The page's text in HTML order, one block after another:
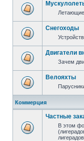
Снегоходы
Двигатели
Зачем
Велояхты
Коммерция
Частные
В этом